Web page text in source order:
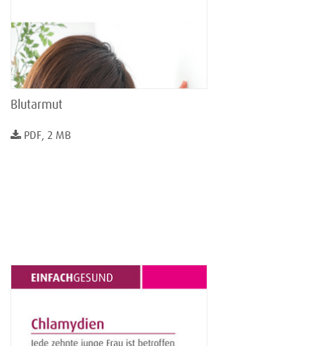
Blutarmut
PDF, 2 MB